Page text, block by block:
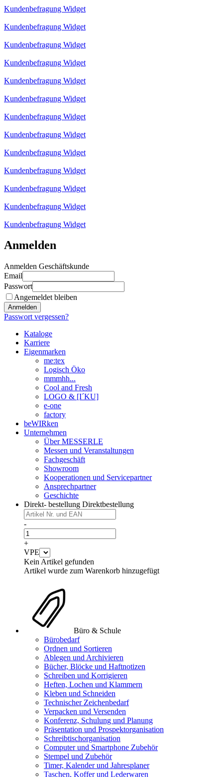
Kundenbefragung Widget
Kundenbefragung Widget
Kundenbefragung Widget
Kundenbefragung Widget
Kundenbefragung Widget
Kundenbefragung Widget
Kundenbefragung Widget
Kundenbefragung Widget
Kundenbefragung Widget
Kundenbefragung Widget
Kundenbefragung Widget
Kundenbefragung Widget
Kundenbefragung Widget
Anmelden
Anmelden Geschäftskunde
Email
Passwort
Angemeldet bleiben
Anmelden
Passwort vergessen?
Kataloge
Karriere
Eigenmarken
me:tex
Logisch Öko
mmmhh...
Cool and Fresh
LOGO & [I´KU]
e-one
factory
beWIRken
Unternehmen
Über MESSERLE
Messen und Veranstaltungen
Fachgeschäft
Showroom
Kooperationen und Servicepartner
Ansprechpartner
Geschichte
Direkt- bestellung Direktbestellung
-
+
VPE
Kein Artikel gefunden
Artikel wurde zum Warenkorb hinzugefügt
Büro & Schule
Bürobedarf
Ordnen und Sortieren
Ablegen und Archivieren
Bücher, Blöcke und Haftnotizen
Schreiben und Korrigieren
Heften, Lochen und Klammern
Kleben und Schneiden
Technischer Zeichenbedarf
Verpacken und Versenden
Konferenz, Schulung und Planung
Präsentation und Prospektorganisation
Schreibtischorganisation
Computer und Smartphone Zubehör
Stempel und Zubehör
Timer, Kalender und Jahresplaner
Taschen, Koffer und Lederwaren